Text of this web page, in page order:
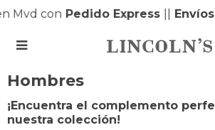
Mvd conPedido Express|

Hombres
¡Encuentra el complemento
nuestra colección!